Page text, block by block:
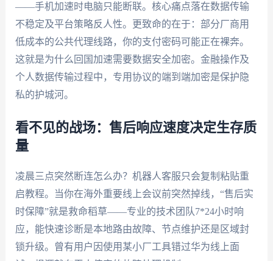
——手机加速时电脑只能断联。核心痛点落在数据传输
不稳定及平台策略反人性。更致命的在于：部分厂商用
低成本的公共代理线路，你的支付密码可能正在裸奔。
这就是为什么回国加速需要数据安全加密。金融操作及
个人数据传输过程中，专用协议的端到端加密是保护隐
私的护城河。
看不见的战场：售后响应速度决定生存质
量
凌晨三点突然断连怎么办？机器人客服只会复制粘贴重
启教程。当你在海外重要线上会议前突然掉线，“售后实
时保障”就是救命稻草——专业的技术团队7*24小时响
应，能快速诊断是本地路由故障、节点维护还是区域封
锁升级。曾有用户因使用某小厂工具错过华为线上面